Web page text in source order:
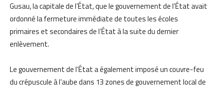
Gusau, la capitale de l’État, que le gouvernement de l’État avait
ordonné la fermeture immédiate de toutes les écoles
primaires et secondaires de l’État à la suite du dernier
enlèvement.
Le gouvernement de l’État a également imposé un couvre-feu
du crépuscule à l’aube dans 13 zones de gouvernement local de